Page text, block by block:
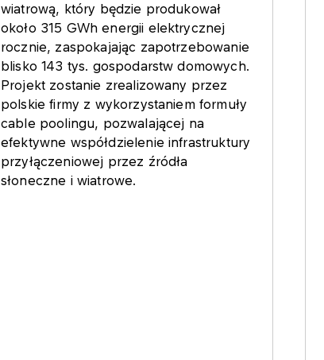
wiatrową, który będzie produkował
około 315 GWh energii elektrycznej
rocznie, zaspokajając zapotrzebowanie
blisko 143 tys. gospodarstw domowych.
Projekt zostanie zrealizowany przez
polskie firmy z wykorzystaniem formuły
cable poolingu, pozwalającej na
efektywne współdzielenie infrastruktury
przyłączeniowej przez źródła
słoneczne i wiatrowe.